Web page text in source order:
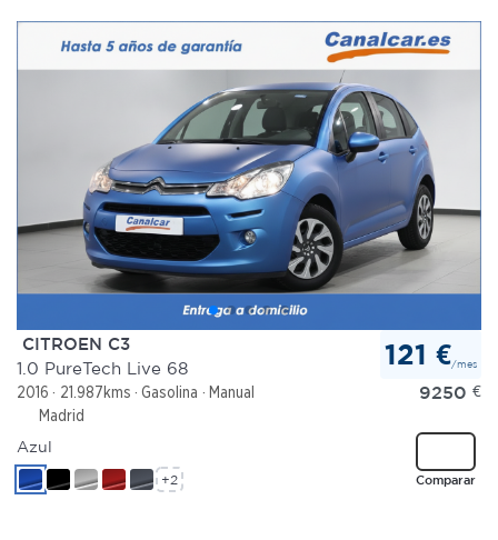
CITROEN C3
1.0 PureTech Live 68
2016 21.987kms Gasolina
Manual
Madrid
121 €/mes
9250 €
Comparar
Azul
+2